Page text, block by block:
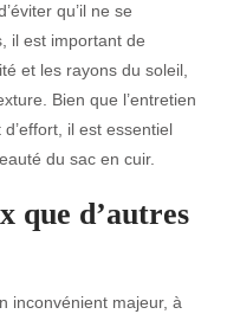
qu’il ne se
il est important de
et les rayons du soleil,
Bien que l’entretien
il est essentiel
du sac en cuir.
que d’autres
inconvénient majeur, à